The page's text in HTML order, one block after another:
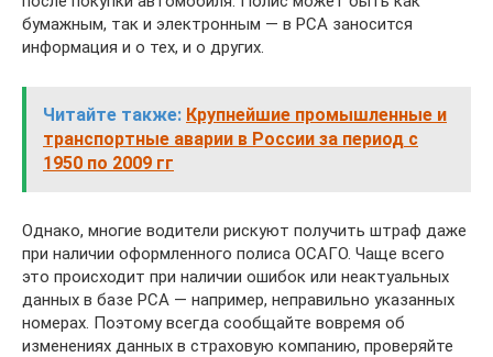
бумажным, так и электронным — в РСА заносится
информация и о тех, и о других.
Читайте также: Крупнейшие промышленные и
транспортные аварии в России за период с
1950 по 2009 гг
Однако, многие водители рискуют получить штраф даже
при наличии оформленного полиса ОСАГО. Чаще всего
это происходит при наличии ошибок или неактуальных
данных в базе РСА — например, неправильно указанных
номерах. Поэтому всегда сообщайте вовремя об
изменениях данных в страховую компанию, проверяйте